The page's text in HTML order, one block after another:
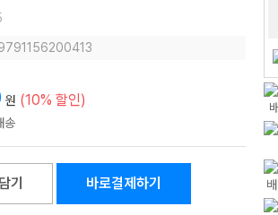
원 (10% 할인)
기 바로결제하기